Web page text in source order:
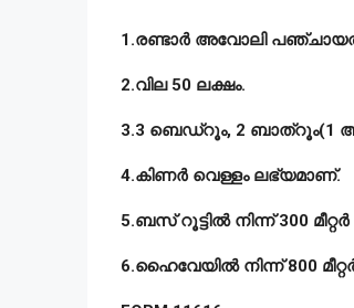
1.രണ്ടാർ അവോലി
2.വില 50 ലക്ഷം.
3.3 ബെഡ്റൂം, 2 ബാത്റൂം(1
4.കിണർ വെള്ളം ലഭ്യമാണ്.
5.ബസ് റൂട്ടിൽ നിന്ന് 300
6.ഹൈവേയിൽ നിന്ന് 800